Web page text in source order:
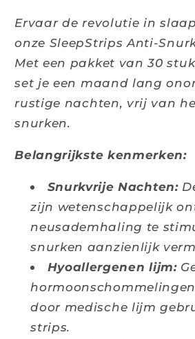
Ervaar de revolutie in
onze SleepStrips Anti-
Met een pakket van 30
set je een maand lang
rustige nachten, vrij van
snurken.
Belangrijkste kenmerken:
Snurkvrije Nachten:
zijn wetenschappelijk
neusademhaling te
snurken aanzienlijk
Hyoallergenen lijm:
door medische lijm
strips.